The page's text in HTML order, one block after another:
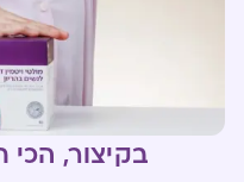
בקיצור,